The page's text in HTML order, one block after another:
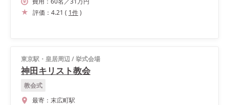
評価： 4.21 ( 1件)
東京駅・皇居周辺/挙式会場
神田キリスト教会
教会式
最寄： 末広町駅